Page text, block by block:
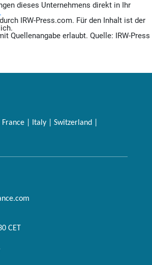
dieses Unternehmens direkt in Ihr
IRW-Press.com. Für den Inhalt ist der
Quellenangabe erlaubt. Quelle: IRW-Press
| Italy | Switzerland |
CET